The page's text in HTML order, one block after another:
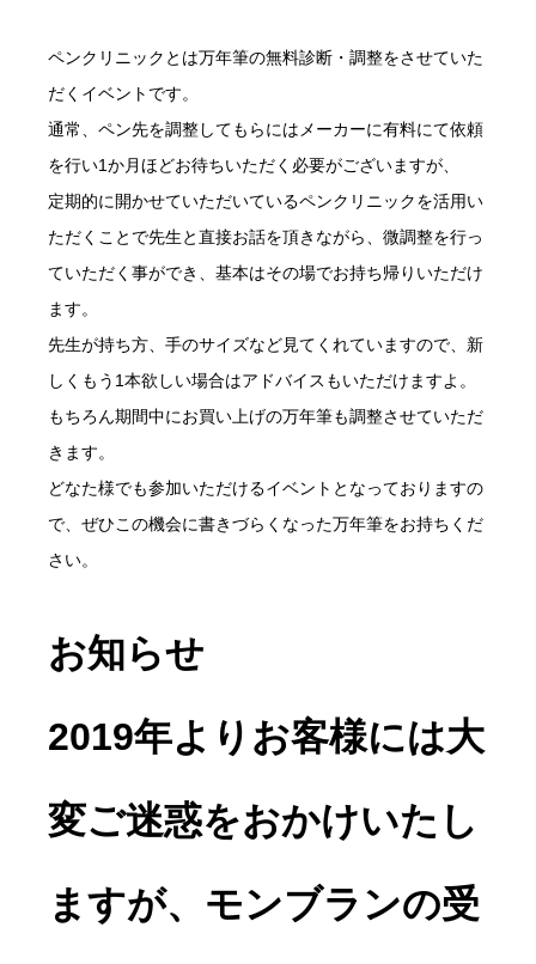
ペンクリニックとは万年筆の無料診断・調整をさせていた
だくイベントです。
通常、ペン先を調整してもらにはメーカーに有料にて依頼
を行い1か月ほどお待ちいただく必要がございますが、
定期的に開かせていただいているペンクリニックを活用い
ただくことで先生と直接お話を頂きながら、微調整を行っ
ていただく事ができ、基本はその場でお持ち帰りいただけ
ます。
先生が持ち方、手のサイズなど見てくれていますので、新
しくもう1本欲しい場合はアドバイスもいただけますよ。
もちろん期間中にお買い上げの万年筆も調整させていただ
きます。
どなた様でも参加いただけるイベントとなっておりますの
で、ぜひこの機会に書きづらくなった万年筆をお持ちくだ
さい。
お知らせ
2019年よりお客様には大
変ご迷惑をおかけいたし
ますが、モンブランの受